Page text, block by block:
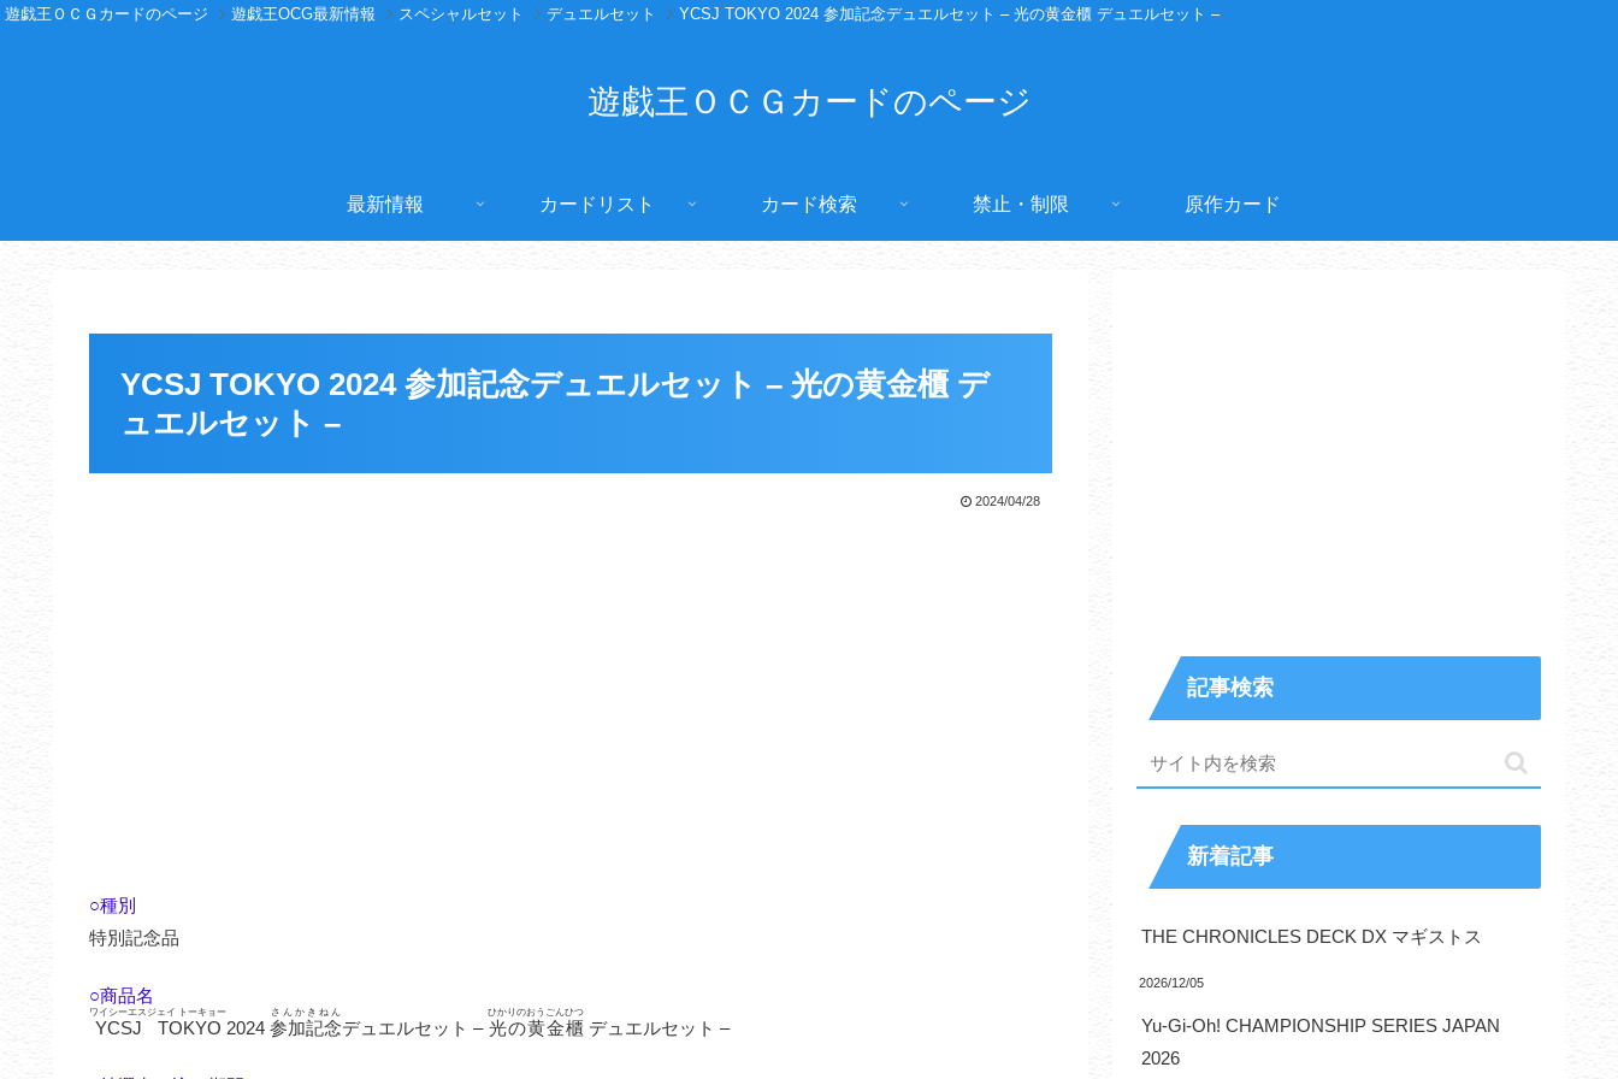
遊戯王ＯＣＧカードのページ 遊戯王OCG最新情報 スペシャルセット デュエルセット YCSJ TOKYO 2024 参加記念デュエルセット – 光の黄金櫃 デュエルセット –
遊戯王ＯＣＧカードのページ
最新情報 カードリスト カード検索 禁止・制限 原作カード
YCSJ TOKYO 2024 参加記念デュエルセット – 光の黄金櫃 デ
ュエルセット –
2024/04/28
○種別
特別記念品
○商品名
YCSJ TOKYO
ワイシーエスジェイ トーキョー
2024 参加記念
さんかきねん
デュエルセット – 光の黄金櫃
ひかりのおうごんひつ
デュエルセット –
記事検索
新着記事
THE CHRONICLES DECK DX マギストス
2026/12/05
Yu-Gi-Oh! CHAMPIONSHIP SERIES JAPAN
2026